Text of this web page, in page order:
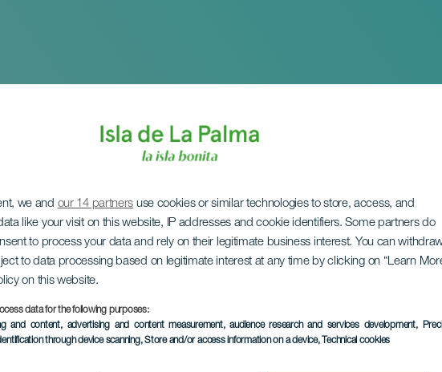
we and our 14 partners use cookies or similar technologies to store, access, and
like your visit on this website, IP addresses and cookie identifiers. Some partners do
to process your data and rely on their legitimate business interest. You can
to data processing based on legitimate interest at any time by clicking on “Learn
on this website.
data for the following purposes:
and content, advertising and content measurement, audience research and services development,
through device scanning, Store and/or access information on a device, Technical cookies
bedevaart van El